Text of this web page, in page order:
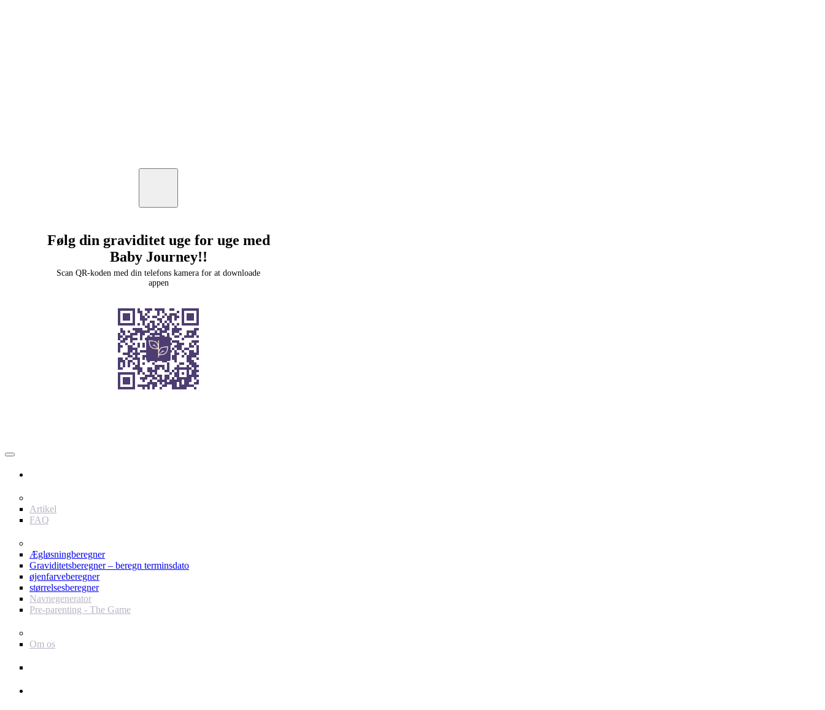
Følg din graviditet uge for uge med
Baby Journey!!
Scan QR-koden med din telefons kamera for at downloade
appen
Artikel
FAQ
Ægløsningberegner
Graviditetsberegner – beregn terminsdato
øjenfarveberegner
størrelsesberegner
Navnegenerator
Pre-parenting - The Game
Om os